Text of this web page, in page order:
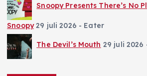
Snoopy Presents There’s No
Snoopy 29 juli 2026 - Eater
The Devil’s Mouth 29 juli 2026